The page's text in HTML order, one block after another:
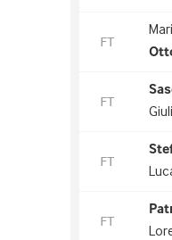
FT
FT
FT
FT